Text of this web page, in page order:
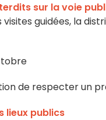
sur la voie
guidées, la
de respecter un
lieux publics